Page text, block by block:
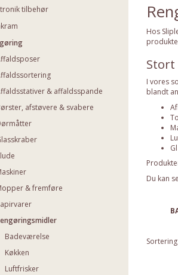
tilbehør
& affaldsspande
afstøvere & svabere
& fremføre
Badeværelse
Køkken
Luftfrisker
Hos
I vores
blandt
Du kan